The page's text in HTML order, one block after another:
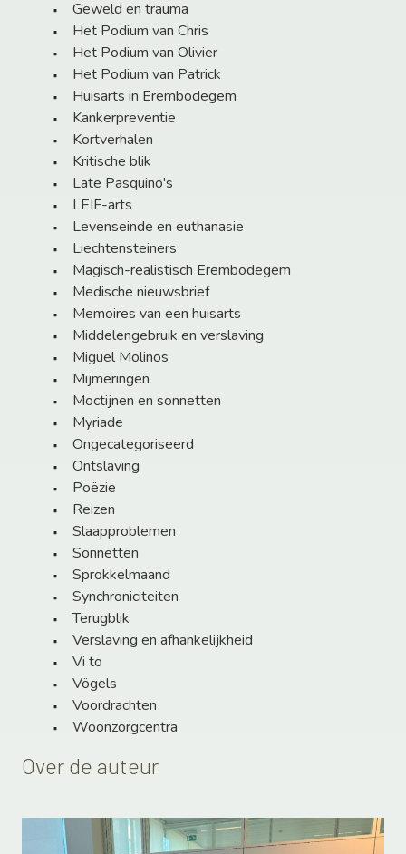
Geweld en trauma
Het Podium van Chris
Het Podium van Olivier
Het Podium van Patrick
Huisarts in Erembodegem
Kankerpreventie
Kortverhalen
Kritische blik
Late Pasquino's
LEIF-arts
Levenseinde en euthanasie
Liechtensteiners
Magisch-realistisch Erembodegem
Medische nieuwsbrief
Memoires van een huisarts
Middelengebruik en verslaving
Miguel Molinos
Mijmeringen
Moctijnen en sonnetten
Myriade
Ongecategoriseerd
Ontslaving
Poëzie
Reizen
Slaapproblemen
Sonnetten
Sprokkelmaand
Synchroniciteiten
Terugblik
Verslaving en afhankelijkheid
Vi to
Vögels
Voordrachten
Woonzorgcentra
Over de auteur